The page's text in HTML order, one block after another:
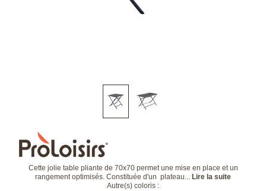
Cette jolie table pliante de 70x70 permet une mise en place et un
rangement optimisés. Constituée d'un plateau... Lire la suite
Autre(s) coloris :